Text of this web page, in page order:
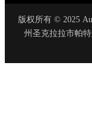
版权所有 © 2025
州圣克拉拉市帕特